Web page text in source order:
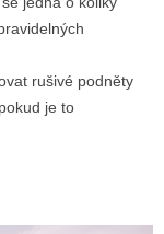
rušivé podněty
je to